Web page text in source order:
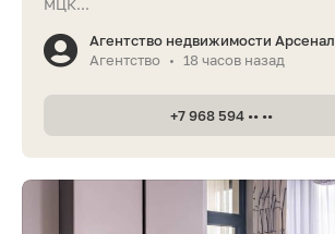
МЦК...
Агентство недвижимости Арсенал
Агентство
• 18 часов назад
+7 968 594 •• ••